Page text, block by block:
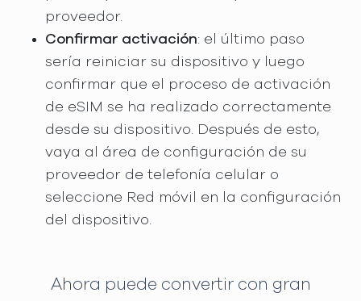
proveedor.
Confirmar activación: el último paso
sería reiniciar su dispositivo y luego
confirmar que el proceso de activación
de eSIM se ha realizado correctamente
desde su dispositivo. Después de esto,
vaya al área de configuración de su
proveedor de telefonía celular o
seleccione Red móvil en la configuración
del dispositivo.
Ahora puede convertir con gran